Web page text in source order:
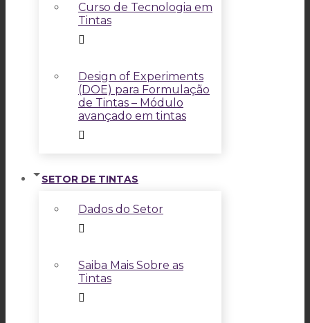
Curso de Tecnologia em
Tintas
Design of Experiments
(DOE) para Formulação
de Tintas – Módulo
avançado em tintas
SETOR DE TINTAS
Dados do Setor
Saiba Mais Sobre as
Tintas